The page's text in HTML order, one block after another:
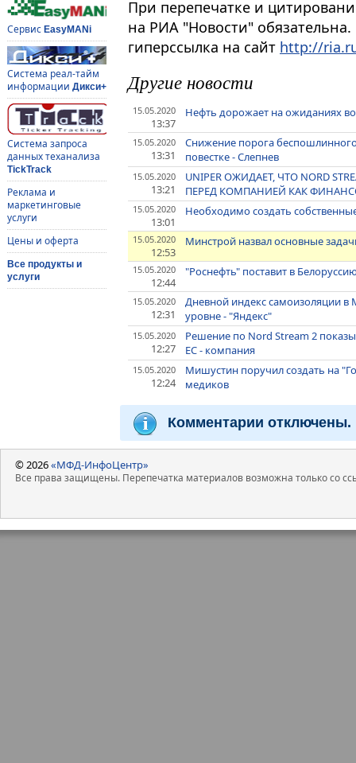
Сервис EasyMANi
Система реал-тайм
информации Дикси+
Система запроса
данных теханализа
TickTrack
Реклама и
маркетинговые
услуги
Цены и оферта
Все продукты и
услуги
При перепечатке и
на РИА "Новости"
гиперссылка на сайт http://
Другие новости
15.05.2020
13:37
Нефть дорожает на ожиданиях
15.05.2020
13:31
Снижение порога
повестке - Слепнев
15.05.2020
13:21
UNIPER ОЖИДАЕТ, ЧТО NORD
ПЕРЕД КОМПАНИЕЙ КАК
15.05.2020
13:01
Необходимо создать
15.05.2020
12:53
Минстрой назвал основные
15.05.2020
12:44
"Роснефть" поставит в
15.05.2020
12:31
Дневной индекс самоизоляции в
уровне - "Яндекс"
15.05.2020
12:27
Решение по Nord Stream 2
ЕС - компания
15.05.2020
12:24
Мишустин поручил создать на
медиков
Комментарии отключены.
© 2026«МФД-ИнфоЦентр»
Все права защищены. Перепечатка материалов возможна только со